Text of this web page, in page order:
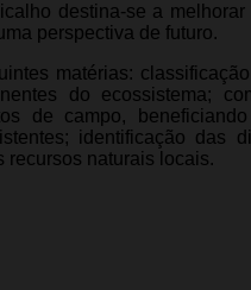
destina-se a
perspectiva de futuro.
matérias:
do ecossistema;
de campo,
identificação das
recursos naturais locais.